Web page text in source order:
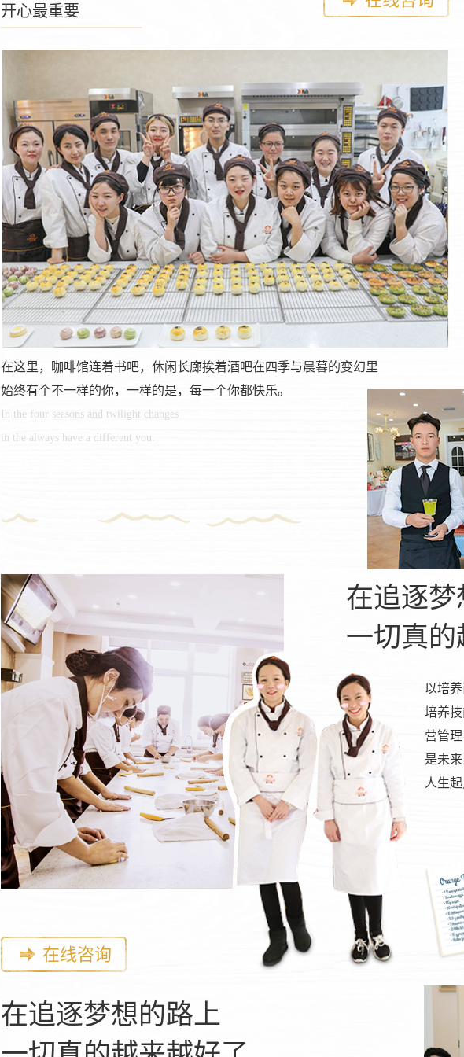
开心最重要
在这里，咖啡馆连着书吧，休闲长廊挨着酒吧在四季与晨暮的变幻里
始终有个不一样的你，一样的是，每一个你都快乐。
In the four seasons and twilight changes
in the always have a different you.
在追逐
一切真的
以培
培养
营管
是未
人生起
在线咨询
在追逐梦想的路上